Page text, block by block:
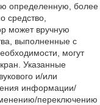
определенную, более
средство,
может вручную
выполненные с
могут
Указанные
и/или
информации/
переключению